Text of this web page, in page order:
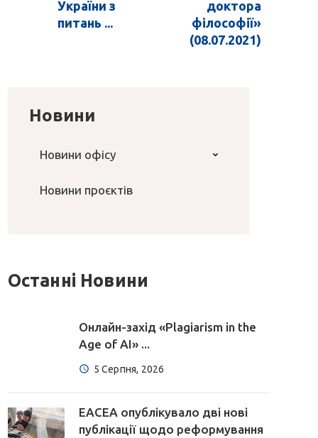
України з
питань ...
доктора
філософії»
(08.07.2021)
Новини
Новини офісу
Новини проєктів
Останні Новини
Онлайн-захід «Plagiarism in the
Age of AI» ...
5 Серпня, 2026
EACEA опублікувало дві нові
публікації щодо реформування